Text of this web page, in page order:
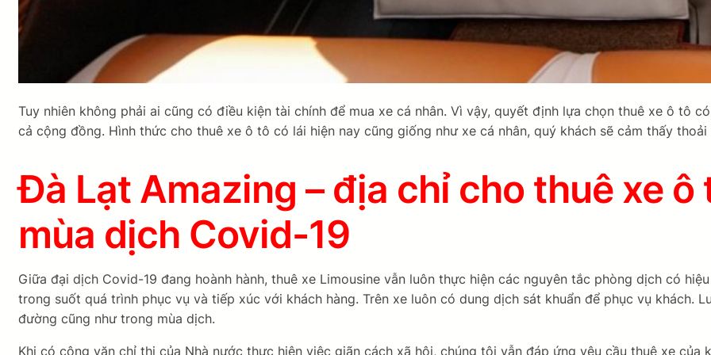
Tuy nhiên không phải ai cũng có điều kiện tài chính để mua xe cá nhân. Vì vậy, quyết định lựa chọn thuê xe ô tô
cả cộng đồng. Hình thức cho thuê xe ô tô có lái hiện nay cũng giống như xe cá nhân, quý khách sẽ cảm thấy
Đà Lạt Amazing – địa chỉ cho thuê xe
mùa dịch Covid-19
Giữa đại dịch Covid-19 đang hoành hành, thuê xe Limousine vẫn luôn thực hiện các nguyên tắc phòng dịch có
trong suốt quá trình phục vụ và tiếp xúc với khách hàng. Trên xe luôn có dung dịch sát khuẩn để phục vụ khách.
đường cũng như trong mùa dịch.
Khi có công văn chỉ thị của Nhà nước thực hiện việc giãn cách xã hội, chúng tôi vẫn đáp ứng yêu cầu thuê xe của